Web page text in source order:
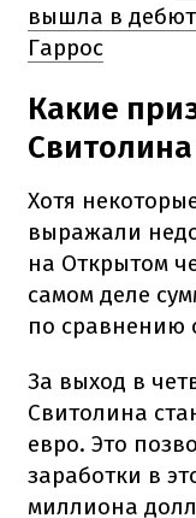
вышла в
Гаррос
Какие
Хотя
выражали
на Открытом
самом деле
по сравнению
За выход в
Свитолина
евро. Это
заработки в
миллиона